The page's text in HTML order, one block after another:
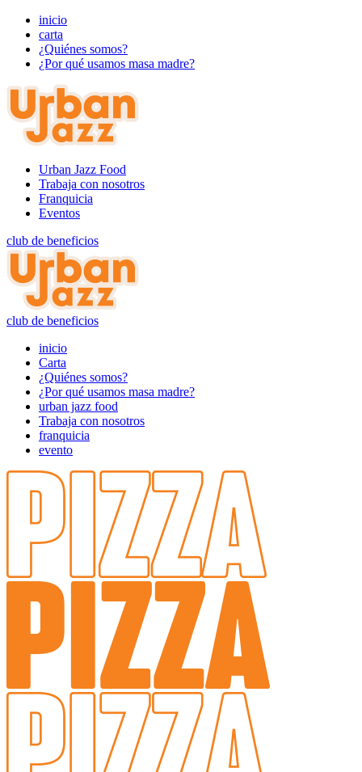
inicio
carta
¿Quiénes somos?
¿Por qué usamos masa madre?
Urban Jazz Food
Trabaja con nosotros
Franquicia
Eventos
club de beneficios
club de beneficios
inicio
Carta
¿Quiénes somos?
¿Por qué usamos masa madre?
urban jazz food
Trabaja con nosotros
franquicia
evento